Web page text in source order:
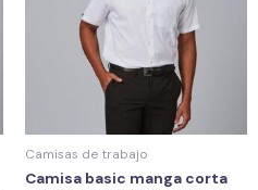
Camisas de trabajo
Camisa basic manga corta